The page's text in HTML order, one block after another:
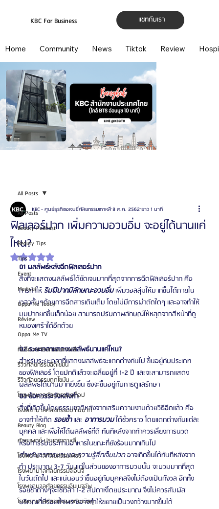
แชทกับเรา
KBC For Business
Home Community News Tiktok Review
All Posts
Beauty Podcast
Beauty Tips
Tips
Event
Medical
Oppa Me Today
Review
Oppa Me TV
ที่ปรึกษาศัลยกรรมเกาหลี
รีวิวศัลยกรรมฉีดไขมัน
รีวิวศัลยกรรมดูดไขมัน
โรงพยาบาลศัลยกรรมเอท็อป
โรงพยาบาลศัลยกรรมบาโนบากิ
Beauty Blog
ศัลยแพทย์ ประเทศเกาหลี
โรงพยาบาลศัลยกรรมเฟรช
โรงพยาบาลศัลยกรรมจีเอ็นจี
โรงพยาบาลศัลยกรรมอิมเมจอัพ
โรงพยาบาลศัลยกรรมเจดับเบิลยู
All Posts
ฟิลเลอร์ปาก เพิ่มความอวบอิ่ม จะอยู่ได้นานแค่
ไหน?
KBC - ศูนย์ธุรกิจเอเจนซี่ศัลยกรรมเกาหลี8 ส.ค. 2562ยาว 1 นาที
ได้รับ NaN เต็ม 5 ดาว
01 ผลลัพธ์หลังฉีดฟิลเลอร์ปาก
สิ่งที่จะแสดงผลลัพธ์ได้ชัดเจนมากที่สุดจากการฉีดฟิลเลอร์ปาก คือ
การทำให้ ริมฝีปากมีลักษณะอวบอิ่ม เพิ่มวอลลุ่มให้มากขึ้นได้ภายใน
เวลาสั้นๆด้วยการฉีดสารเติมเต็ม โดยไม่มีการผ่าตัดใดๆ และอาจทำให้
มุมปากยกขึ้นเล็กน้อย สามารถปรับภาพลักษณ์ให้หลุดจากสีหน้าที่ดู
หมองเศร้าได้อีกด้วย
02 ระยะเวลาแสดงผลลัพธ์นานแค่ไหน?
สำหรับระยะเวลาที่แสดงผลลัพธ์จะแตกต่างกันไป ขึ้นอยู่กับประเภท
ของฟิลเลอร์ โดยปกติแล้วจะเฉลี่ยอยู่ที่ 1-2 ปี และจะสามารถแสดง
ผลลัพธ์ได้นานมากยิ่งขึ้น ซึ่งจะขึ้นอยู่กับการดูแลรักษา
03 ข้อควรระวังหลังทำ
สิ่งที่เกิดขึ้นโดยธรรมชาติหลังจากเสริมความงามด้วยวิธีฉีดแล้ว คือ
อาจทำให้เกิด รอยช้ำ และ อาการบวม ได้ชั่วคราว โดยแตกต่างกันแต่ละ
บุคคล และเพื่อให้ได้ผลลัพธ์ที่ดี ทันทีหลังจากทำควรเลี่ยงการนวด
หรือการรับประทานอาหารในขณะที่ยังร้อนมากเกินไป
สำหรับอาการบวมและความรู้สึกเจ็บปวด อาจเกิดขึ้นได้ทันทีหลังจาก
ทำ ประมาณ 3-7 วัน แต่ในส่วนของอาการบวมนั้น จะบวมมากที่สุด
ในวันถัดไป และแน่นอนว่าขึ้นอยู่กับบุคคลจึงไม่ต้องเป็นกังวล อีกทั้ง
รอยช้ำต่างๆจะใช้เวลา 1-2 สัปดาห์โดยประมาณ จึงไม่ควรสัมผัส
บริเวณที่มีรอยช้ำเพราะอาจทำให้ขยายเป็นวงกว้างมากขึ้นได้